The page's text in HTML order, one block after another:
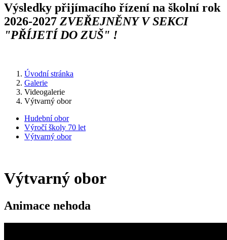
Výsledky přijímacího řízení na školní rok
2026-2027 ZVEŘEJNĚNY V SEKCI
"PŘÍJETÍ DO ZUŠ" !
Úvodní stránka
Galerie
Videogalerie
Výtvarný obor
Hudební obor
Výročí školy 70 let
Výtvarný obor
Výtvarný obor
Animace nehoda